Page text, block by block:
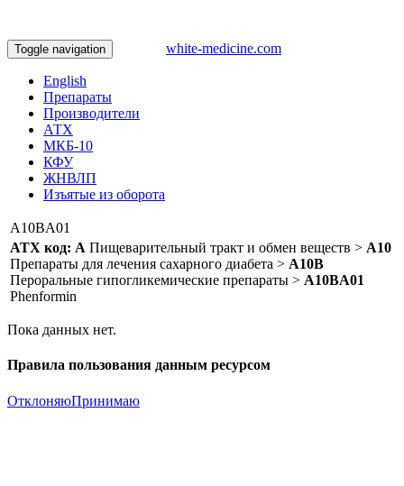
Toggle navigation white-medicine.com
English
Препараты
Производители
АТХ
МКБ-10
КФУ
ЖНВЛП
Изъятые из оборота
A10BA01
АТХ код: A Пищеварительный тракт и обмен веществ > A10
Препараты для лечения сахарного диабета > A10B
Пероральные гипогликемические препараты > A10BA01
Phenformin
Пока данных нет.
Правила пользования данным ресурсом
ОтклоняюПринимаю